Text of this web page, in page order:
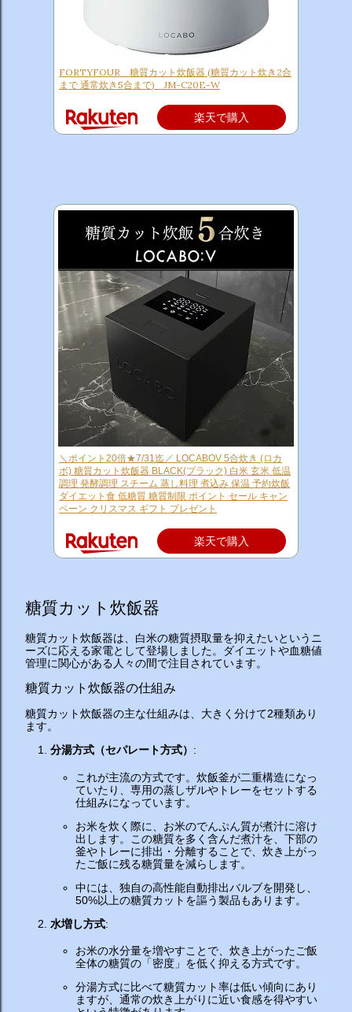
FORTYFOUR 糖質カット炊飯器 (糖質カット炊き2合
まで 通常炊き5合まで) JM-C20E-W
楽天で購入
＼ポイント20倍★7/31迄／ LOCABOV 5合炊き (ロカ
ボ) 糖質カット炊飯器 BLACK(ブラック) 白米 玄米 低温
調理 発酵調理 スチーム 蒸し料理 煮込み 保温 予約炊飯
ダイエット食 低糖質 糖質制限 ポイント セール キャン
ペーン クリスマス ギフト プレゼント
楽天で購入
糖質カット炊飯器
糖質カット炊飯器は、白米の糖質摂取量を抑えたいというニ
ーズに応える家電として登場しました。ダイエットや血糖値
管理に関心がある人々の間で注目されています。
糖質カット炊飯器の仕組み
糖質カット炊飯器の主な仕組みは、大きく分けて2種類あり
ます。
分湯方式（セパレート方式） :
これが主流の方式です。炊飯釜が二重構造になっ
ていたり、専用の蒸しザルやトレーをセットする
仕組みになっています。
お米を炊く際に、お米のでんぷん質が煮汁に溶け
出します。この糖質を多く含んだ煮汁を、下部の
釜やトレーに排出・分離することで、炊き上がっ
たご飯に残る糖質量を減らします。
中には、独自の高性能自動排出バルブを開発し、
50%以上の糖質カットを謳う製品もあります。
水増し方式:
お米の水分量を増やすことで、炊き上がったご飯
全体の糖質の「密度」を低く抑える方式です。
分湯方式に比べて糖質カット率は低い傾向にあり
ますが、通常の炊き上がりに近い食感を得やすい